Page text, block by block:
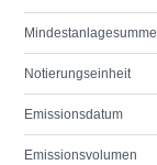
Mindestanlagesumme
Notierungseinheit
Emissionsdatum
Emissionsvolumen